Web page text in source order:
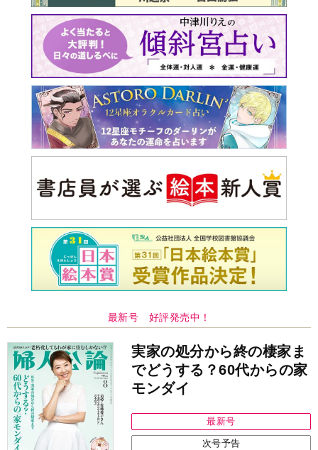
最新号 好評発売中！
実家の処分から終の棲家ま
でどうする？60代からの家
モンダイ
最新号
次号予告